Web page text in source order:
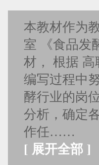
本教材作为
室 《食品发
材， 根据
编写过程中
酵行业的岗
分析，确定
作任……
[ 展开全部 ]